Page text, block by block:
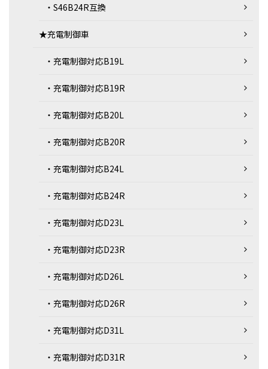
・S46B24R互換
★充電制御車
・充電制御対応B19L
・充電制御対応B19R
・充電制御対応B20L
・充電制御対応B20R
・充電制御対応B24L
・充電制御対応B24R
・充電制御対応D23L
・充電制御対応D23R
・充電制御対応D26L
・充電制御対応D26R
・充電制御対応D31L
・充電制御対応D31R